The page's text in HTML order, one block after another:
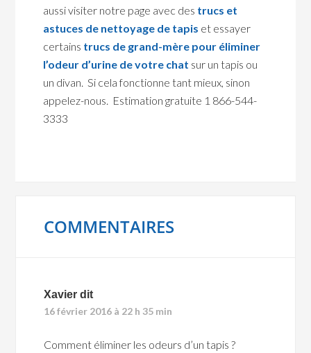
aussi visiter notre page avec des trucs et
astuces de nettoyage de tapis et essayer
certains trucs de grand-mère pour éliminer
l’odeur d’urine de votre chat sur un tapis ou
un divan. Si cela fonctionne tant mieux, sinon
appelez-nous. Estimation gratuite 1 866-544-
3333
COMMENTAIRES
Xavier dit
16 février 2016 à 22 h 35 min
Comment éliminer les odeurs d’un tapis ?